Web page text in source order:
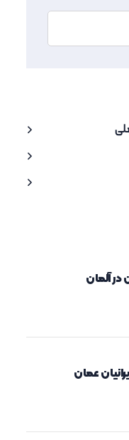
در آلمان
عمان